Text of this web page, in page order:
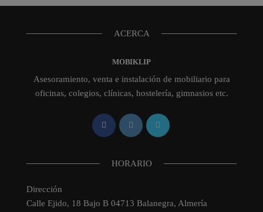
ACERCA
MOBIKLIP
Asesoramiento, venta e instalación de mobiliario para
oficinas, colegios, clínicas, hostelería, gimnasios etc.
HORARIO
Dirección
Calle Ejido, 18 Bajo B 04713 Balanegra, Almería